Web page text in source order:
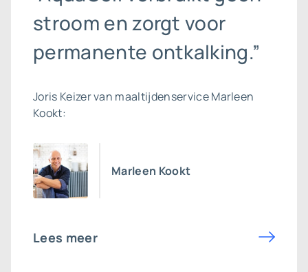
stroom en zorgt voor
permanente ontkalking.”
Joris Keizer van maaltijdenservice Marleen
Kookt:
Marleen Kookt
Lees meer